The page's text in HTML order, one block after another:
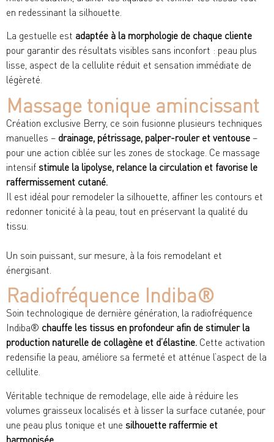
en redessinant la silhouette.
La gestuelle est adaptée à la morphologie de chaque cliente
pour garantir des résultats visibles sans inconfort : peau plus
lisse, aspect de la cellulite réduit et sensation immédiate de
légèreté.
Massage tonique amincissant​
Création exclusive Berry, ce soin fusionne plusieurs techniques
manuelles – drainage, pétrissage, palper-rouler et ventouse –
pour une action ciblée sur les zones de stockage. Ce massage
intensif stimule la lipolyse, relance la circulation et favorise le
raffermissement cutané.
Il est idéal pour remodeler la silhouette, affiner les contours et
redonner tonicité à la peau, tout en préservant la qualité du
tissu.
Un soin puissant, sur mesure, à la fois remodelant et
énergisant.
Radiofréquence Indiba®​
Soin technologique de dernière génération, la radiofréquence
Indiba® chauffe les tissus en profondeur afin de stimuler la
production naturelle de collagène et d’élastine. Cette activation
redensifie la peau, améliore sa fermeté et atténue l’aspect de la
cellulite.
Véritable technique de remodelage, elle aide à réduire les
volumes graisseux localisés et à lisser la surface cutanée, pour
une peau plus tonique et une silhouette raffermie et
harmonisée.